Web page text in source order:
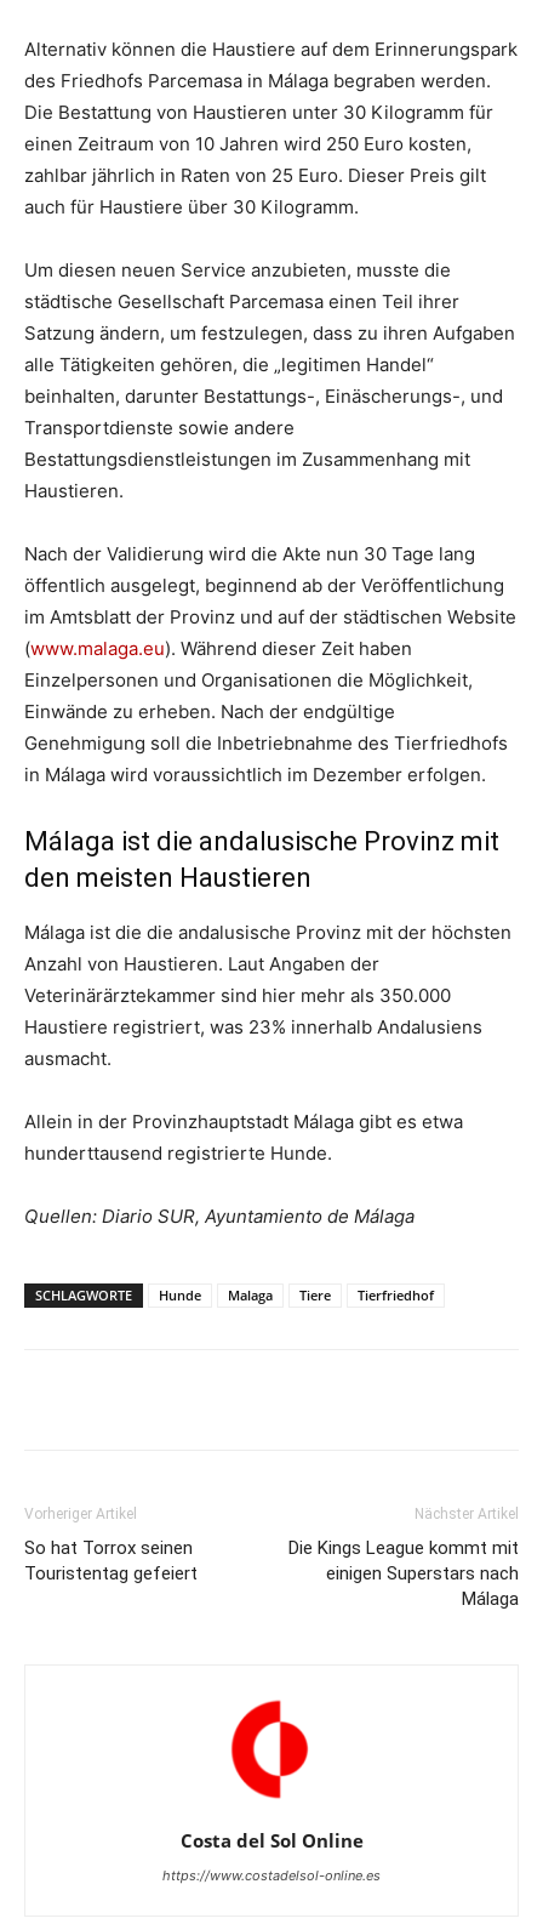
Alternativ können die Haustiere auf dem Erinnerungspark
des Friedhofs Parcemasa in Málaga begraben werden.
Die Bestattung von Haustieren unter 30 Kilogramm für
einen Zeitraum von 10 Jahren wird 250 Euro kosten,
zahlbar jährlich in Raten von 25 Euro. Dieser Preis gilt
auch für Haustiere über 30 Kilogramm.
Um diesen neuen Service anzubieten, musste die
städtische Gesellschaft Parcemasa einen Teil ihrer
Satzung ändern, um festzulegen, dass zu ihren Aufgaben
alle Tätigkeiten gehören, die „legitimen Handel“
beinhalten, darunter Bestattungs-, Einäscherungs-, und
Transportdienste sowie andere
Bestattungsdienstleistungen im Zusammenhang mit
Haustieren.
Nach der Validierung wird die Akte nun 30 Tage lang
öffentlich ausgelegt, beginnend ab der Veröffentlichung
im Amtsblatt der Provinz und auf der städtischen Website
(www.malaga.eu). Während dieser Zeit haben
Einzelpersonen und Organisationen die Möglichkeit,
Einwände zu erheben. Nach der endgültige
Genehmigung soll die Inbetriebnahme des Tierfriedhofs
in Málaga wird voraussichtlich im Dezember erfolgen.
Málaga ist die andalusische Provinz mit
den meisten Haustieren
Málaga ist die die andalusische Provinz mit der höchsten
Anzahl von Haustieren. Laut Angaben der
Veterinärärztekammer sind hier mehr als 350.000
Haustiere registriert, was 23% innerhalb Andalusiens
ausmacht.
Allein in der Provinzhauptstadt Málaga gibt es etwa
hunderttausend registrierte Hunde.
Quellen: Diario SUR, Ayuntamiento de Málaga
SCHLAGWORTE Hunde Malaga Tiere Tierfriedhof
Vorheriger Artikel
So hat Torrox seinen
Touristentag gefeiert
Nächster Artikel
Die Kings League kommt mit
einigen Superstars nach
Málaga
Costa del Sol Online
https://www.costadelsol-online.es